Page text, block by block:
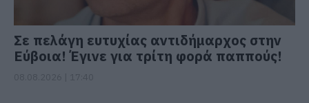
Σε πελάγη ευτυχίας αντιδήμαρχος στην
Εύβοια! Έγινε για τρίτη φορά παππούς!